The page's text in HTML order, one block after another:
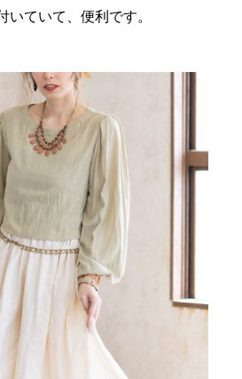
いていて、便利です。